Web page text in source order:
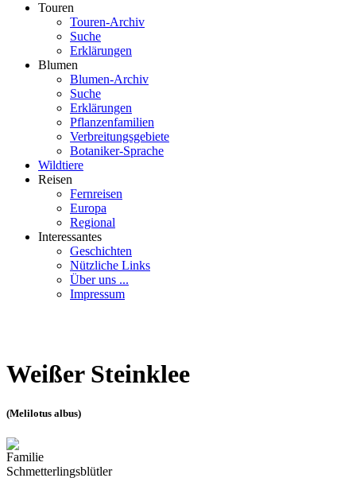
Touren
Touren-Archiv
Suche
Erklärungen
Blumen
Blumen-Archiv
Suche
Erklärungen
Pflanzenfamilien
Verbreitungsgebiete
Botaniker-Sprache
Wildtiere
Reisen
Fernreisen
Europa
Regional
Interessantes
Geschichten
Nützliche Links
Über uns ...
Impressum
Weißer Steinklee
(Melilotus albus)
Familie
Schmetterlingsblütler